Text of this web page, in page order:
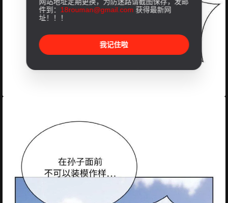
件到： 18rouman@gmail.com 获得最新网
址！！！
我记住啦